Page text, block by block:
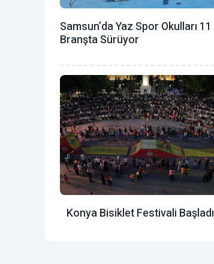
Samsun’da Yaz Spor Okulları 11
Branşta Sürüyor
Konya Bisiklet Festivali Başladı